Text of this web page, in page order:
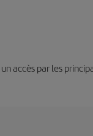
accès par les